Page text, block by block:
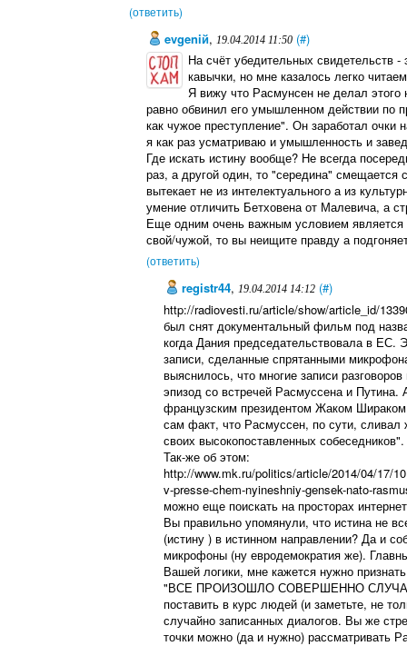
(ответить)
evgeniй, 19.04.2014 11:50 (#)
На счёт убедительных свидетельств
кавычки, но мне казалось легко
Я вижу что Расмунсен не делал
равно обвинил его умышленном действии по
как чужое преступление". Он заработал очки
я как раз усматриваю и умышленность и
Где искать истину вообще? Не всегда
раз, а другой один, то "середина" смещается
вытекает не из интелектуального а из
умение отличить Бетховена от Малевича, а
Еще одним очень важным условием
свой/чужой, то вы неищите правду а
(ответить)
registr44, 19.04.2014 14:12 (#)
http://radiovesti.ru/article/show/article_id/
был снят документальный фильм под
когда Дания председательствовала в
записи, сделанные спрятанными
выяснилось, что многие записи
эпизод со встречей Расмуссена и
французским президентом Жаком
сам факт, что Расмуссен, по сути,
своих высокопоставленных собеседников".
Так-же об этом:
http://www.mk.ru/politics/article/2014/04/17/
v-presse-chem-nyineshniy-gensek-nato-
можно еще поискать на просторах
Вы правильно упомянули, что истина не
(истину ) в истинном направлении? Да и
микрофоны (ну евродемократия же).
Вашей логики, мне кажется нужно
"ВСЕ ПРОИЗОШЛО СОВЕРШЕННО
поставить в курс людей (и заметьте, не
случайно записанных диалогов. Вы же
точки можно (да и нужно) рассматривать